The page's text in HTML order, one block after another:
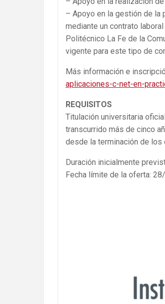
– Apoyo en la gestión de la
mediante un contrato
Politécnico La Fe de la
vigente para este tipo de
Más información e
aplicaciones-c-net-en-
REQUISITOS
Titulación universitaria
transcurrido más de cinco
desde la terminación de los
Duración inicialmente
Fecha límite de la oferta: